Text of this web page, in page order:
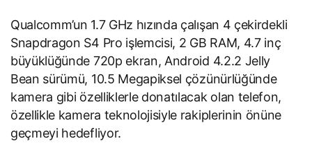
Qualcomm’un 1.7 GHz hızında çalışan 4 çekirdekli
Snapdragon S4 Pro işlemcisi, 2 GB RAM, 4.7 inç
büyüklüğünde 720p ekran, Android 4.2.2 Jelly
Bean sürümü, 10.5 Megapiksel çözünürlüğünde
kamera gibi özelliklerle donatılacak olan telefon,
özellikle kamera teknolojisiyle rakiplerinin önüne
geçmeyi hedefliyor.